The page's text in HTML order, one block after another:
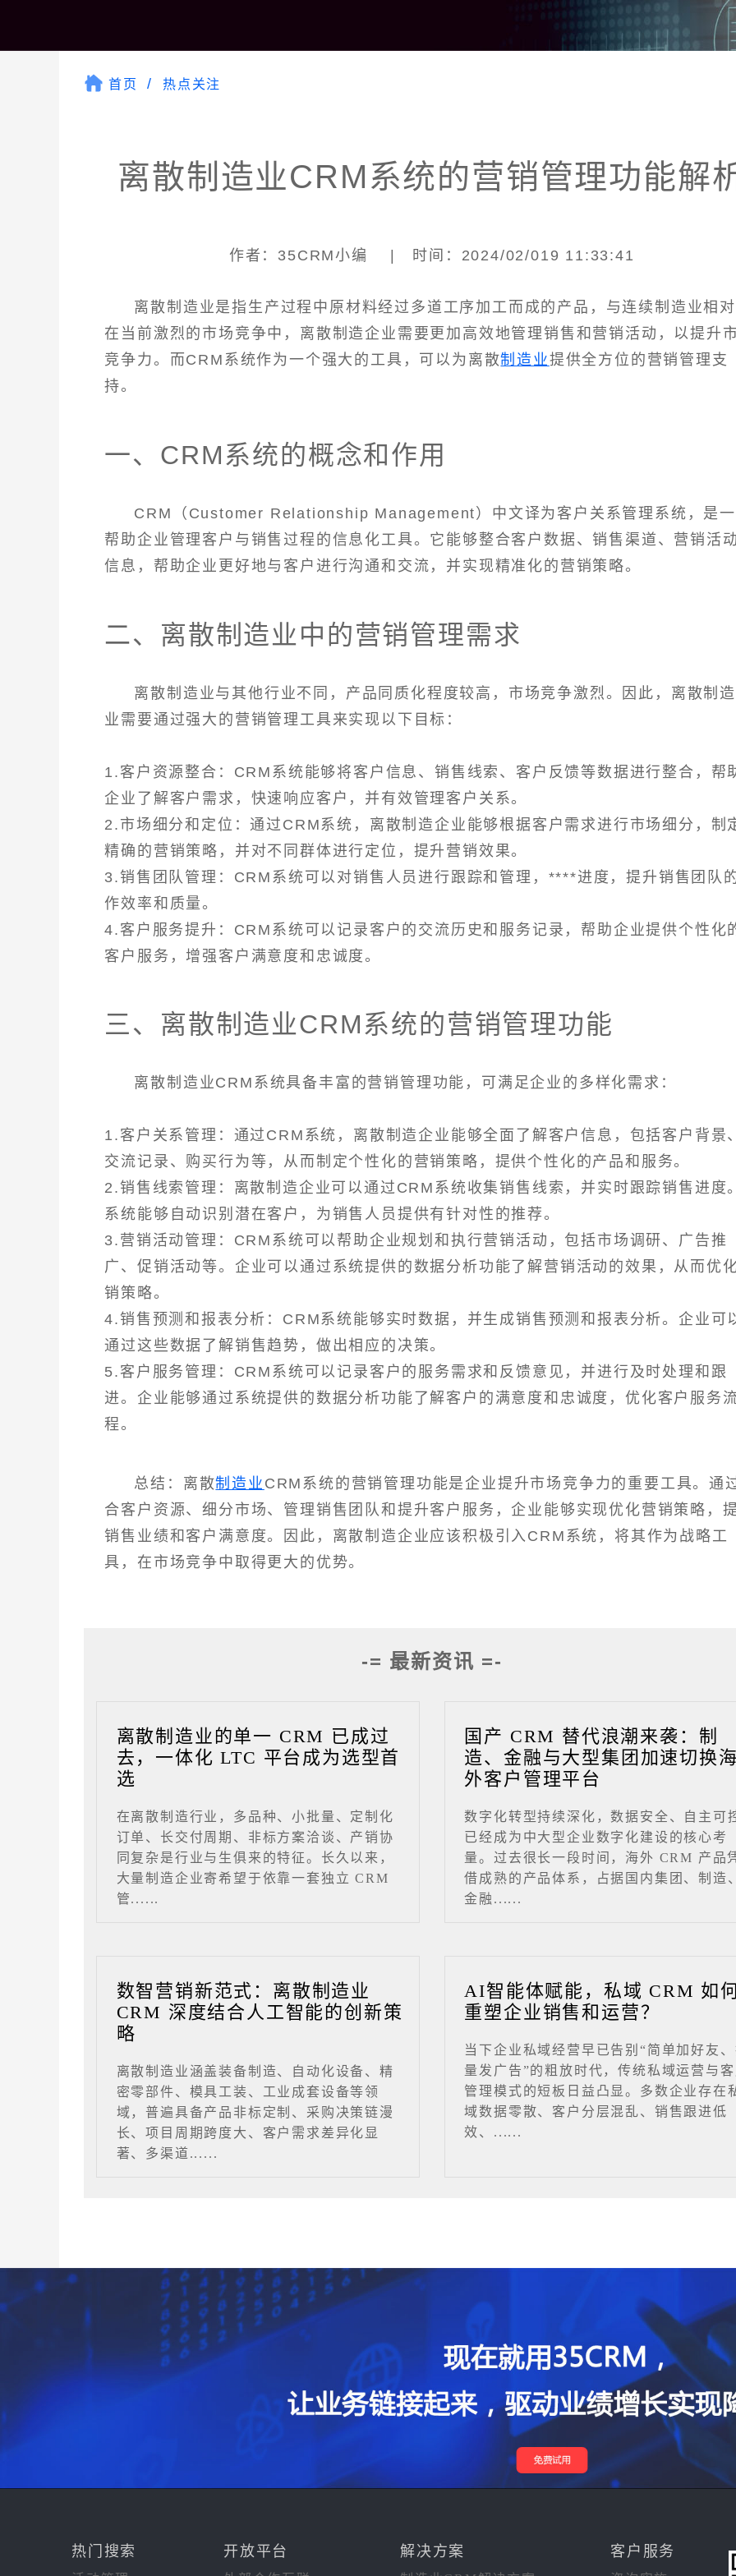
首页 热点关注
离散制造业CRM系统的营销管理功能解
作者：35CRM小编 | 时间：2024/02/019 11:33:41
离散制造业是指生产过程中原材料经过多道工序加工而成的产品，与连续制造业相对
在当前激烈的市场竞争中，离散制造企业需要更加高效地管理销售和营销活动，以提升
竞争力。而CRM系统作为一个强大的工具，可以为离散制造业提供全方位的营销管理支
持。
一、CRM系统的概念和作用
CRM（Customer Relationship Management）中文译为客户关系管理系统，是一
帮助企业管理客户与销售过程的信息化工具。它能够整合客户数据、销售渠道、营销活
信息，帮助企业更好地与客户进行沟通和交流，并实现精准化的营销策略。
二、离散制造业中的营销管理需求
离散制造业与其他行业不同，产品同质化程度较高，市场竞争激烈。因此，离散制
业需要通过强大的营销管理工具来实现以下目标：
1.客户资源整合：CRM系统能够将客户信息、销售线索、客户反馈等数据进行整合，帮
企业了解客户需求，快速响应客户，并有效管理客户关系。
2.市场细分和定位：通过CRM系统，离散制造企业能够根据客户需求进行市场细分，制
精确的营销策略，并对不同群体进行定位，提升营销效果。
3.销售团队管理：CRM系统可以对销售人员进行跟踪和管理，****进度，提升销售团队
作效率和质量。
4.客户服务提升：CRM系统可以记录客户的交流历史和服务记录，帮助企业提供个性化
客户服务，增强客户满意度和忠诚度。
三、离散制造业CRM系统的营销管理功能
离散制造业CRM系统具备丰富的营销管理功能，可满足企业的多样化需求：
1.客户关系管理：通过CRM系统，离散制造企业能够全面了解客户信息，包括客户背景、
交流记录、购买行为等，从而制定个性化的营销策略，提供个性化的产品和服务。
2.销售线索管理：离散制造企业可以通过CRM系统收集销售线索，并实时跟踪销售进度。
系统能够自动识别潜在客户，为销售人员提供有针对性的推荐。
3.营销活动管理：CRM系统可以帮助企业规划和执行营销活动，包括市场调研、广告推
广、促销活动等。企业可以通过系统提供的数据分析功能了解营销活动的效果，从而优
销策略。
4.销售预测和报表分析：CRM系统能够实时数据，并生成销售预测和报表分析。企业可
通过这些数据了解销售趋势，做出相应的决策。
5.客户服务管理：CRM系统可以记录客户的服务需求和反馈意见，并进行及时处理和跟
进。企业能够通过系统提供的数据分析功能了解客户的满意度和忠诚度，优化客户服务
程。
总结：离散制造业 CRM系统的营销管理功能是企业提升市场竞争力的重要工具。通
合客户资源、细分市场、管理销售团队和提升客户服务，企业能够实现优化营销策略，
销售业绩和客户满意度。因此，离散制造企业应该积极引入CRM系统，将其作为战略工
具，在市场竞争中取得更大的优势。
-= 最新资讯 =-
离散制造业的单一 CRM 已成过
去，一体化 LTC 平台成为选型首
选
在离散制造行业，多品种、小批量、定制化
订单、长交付周期、非标方案洽谈、产销协
同复杂是行业与生俱来的特征。长久以来，
大量制造企业寄希望于依靠一套独立 CRM
管......
国产 CRM 替代浪潮来袭：制
造、金融与大型集团加速切换海
外客户管理平台
数字化转型持续深化，数据安全、自主可
已经成为中大型企业数字化建设的核心考
量。过去很长一段时间，海外 CRM 产品
借成熟的产品体系，占据国内集团、制造、
金融......
数智营销新范式：离散制造业
CRM 深度结合人工智能的创新策
略
离散制造业涵盖装备制造、自动化设备、精
密零部件、模具工装、工业成套设备等领
域，普遍具备产品非标定制、采购决策链漫
长、项目周期跨度大、客户需求差异化显
著、多渠道......
AI智能体赋能，私域 CRM 如
重塑企业销售和运营？
当下企业私域经营早已告别“简单加好友
量发广告”的粗放时代，传统私域运营与客
管理模式的短板日益凸显。多数企业存在
域数据零散、客户分层混乱、销售跟进低
效、......
热门搜索 开放平台 解决方案 客户服务